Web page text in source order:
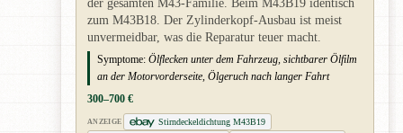
der gesamten M43-Familie. Beim M43B19 identisch
zum M43B18. Der Zylinderkopf-Ausbau ist meist
unvermeidbar, was die Reparatur teuer macht.
Symptome: Ölflecken unter dem Fahrzeug, sichtbarer Ölfilm
an der Motorvorderseite, Ölgeruch nach langer Fahrt
300–700 €
ANZEIGE
Stirndeckeldichtung M43B19